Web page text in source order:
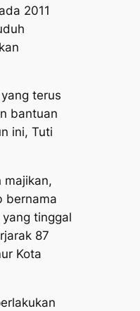
2011
terus
bantuan
ini, Tuti
majikan,
bernama
tinggal
87
Kota